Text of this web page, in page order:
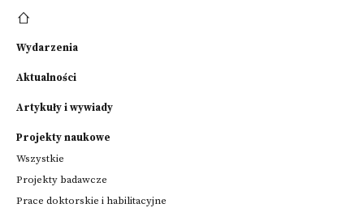
Wydarzenia
Aktualności
Artykuły i wywiady
Projekty naukowe
Wszystkie
Projekty badawcze
Prace doktorskie i habilitacyjne